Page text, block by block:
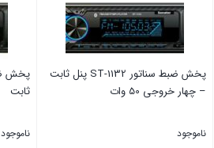
پخش ضبط سناتور ST-1132 پنل ثابت
– چهار خروجی 50 وات
ناموجود
ثابت
ناموجود